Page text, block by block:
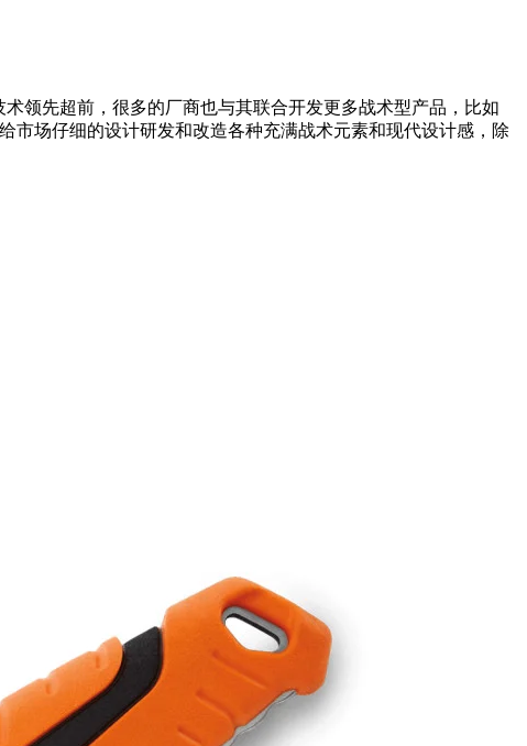
领先超前，很多的厂商也与其联合开发更多战术型产品，比如
市场仔细的设计研发和改造各种充满战术元素和现代设计感，除